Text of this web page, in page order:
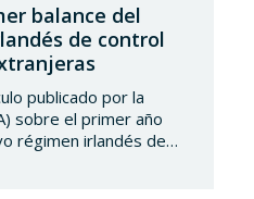
balance del
de control
publicado por la
sobre el primer año
régimen irlandés de